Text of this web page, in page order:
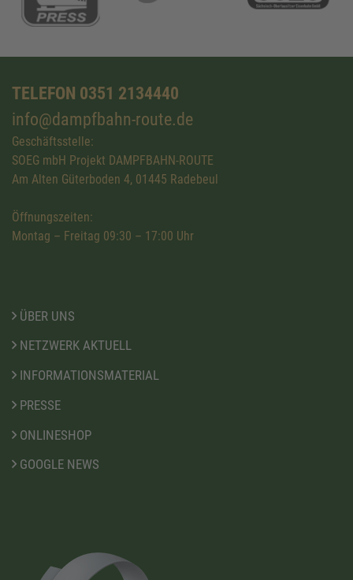
TELEFON 0351 2134440
info@dampfbahn-route.de
Geschäftsstelle:
SOEG mbH Projekt DAMPFBAHN-ROUTE
Am Alten Güterboden 4, 01445 Radebeul
Öffnungszeiten:
Montag – Freitag 09:30 – 17:00 Uhr
ÜBER UNS
NETZWERK AKTUELL
INFORMATIONSMATERIAL
PRESSE
ONLINESHOP
GOOGLE NEWS